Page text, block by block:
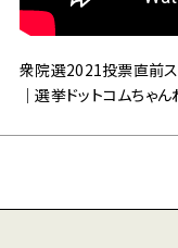
衆院選2021投票直前
｜選挙ドットコムちゃん